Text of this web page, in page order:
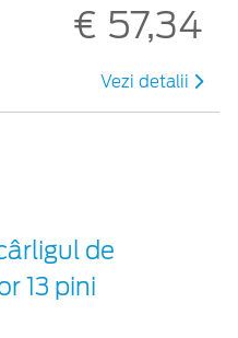
€ 57,34
Vezi detalii
de
13 pini